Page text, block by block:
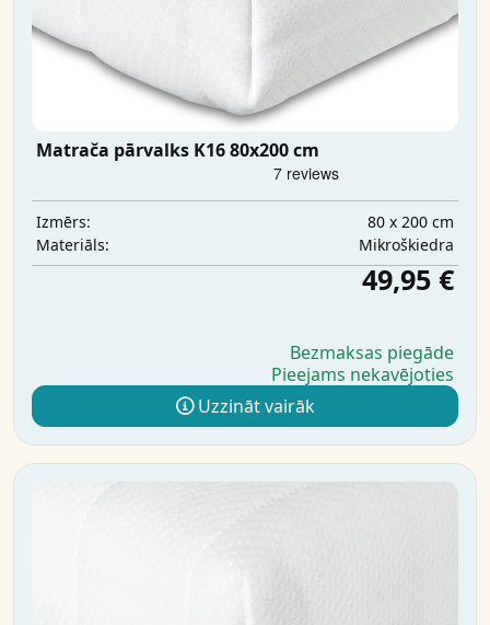
Matrača pārvalks K16 80x200 cm
Izmērs:
80 x 200 cm
Materiāls:
Mikrošķiedra
49,95 €
Bezmaksas piegāde
Pieejams nekavējoties
Uzzināt vairāk